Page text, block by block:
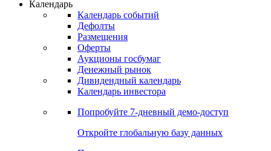
Календарь
Календарь событий
Дефолты
Размещения
Оферты
Аукционы госбумаг
Денежный рынок
Дивидендный календарь
Календарь инвестора
Попробуйте 7-дневный демо-доступ
Откройте глобальную базу данных